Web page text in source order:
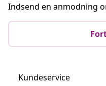
Indsend en anmodning
Kundeservice